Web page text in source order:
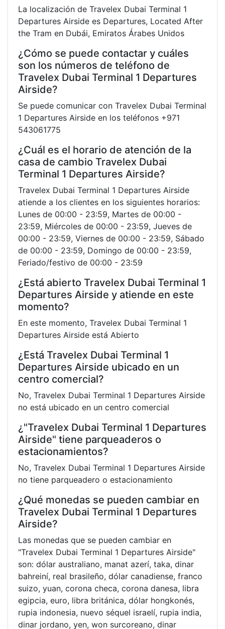
La localización de Travelex Dubai Terminal 1
Departures Airside es Departures, Located After
the Tram en Dubái, Emiratos Árabes Unidos
¿Cómo se puede contactar y cuáles
son los números de teléfono de
Travelex Dubai Terminal 1 Departures
Airside?
Se puede comunicar con Travelex Dubai Terminal
1 Departures Airside en los teléfonos +971
543061775
¿Cuál es el horario de atención de la
casa de cambio Travelex Dubai
Terminal 1 Departures Airside?
Travelex Dubai Terminal 1 Departures Airside
atiende a los clientes en los siguientes horarios:
Lunes de 00:00 - 23:59, Martes de 00:00 -
23:59, Miércoles de 00:00 - 23:59, Jueves de
00:00 - 23:59, Viernes de 00:00 - 23:59, Sábado
de 00:00 - 23:59, Domingo de 00:00 - 23:59,
Feriado/festivo de 00:00 - 23:59
¿Está abierto Travelex Dubai Terminal 1
Departures Airside y atiende en este
momento?
En este momento, Travelex Dubai Terminal 1
Departures Airside está Abierto
¿Está Travelex Dubai Terminal 1
Departures Airside ubicado en un
centro comercial?
No, Travelex Dubai Terminal 1 Departures Airside
no está ubicado en un centro comercial
¿"Travelex Dubai Terminal 1 Departures
Airside" tiene parqueaderos o
estacionamientos?
No, Travelex Dubai Terminal 1 Departures Airside
no tiene parqueadero o estacionamiento
¿Qué monedas se pueden cambiar en
Travelex Dubai Terminal 1 Departures
Airside?
Las monedas que se pueden cambiar en
"Travelex Dubai Terminal 1 Departures Airside"
son: dólar australiano, manat azerí, taka, dinar
bahreiní, real brasileño, dólar canadiense, franco
suizo, yuan, corona checa, corona danesa, libra
egipcia, euro, libra británica, dólar hongkonés,
rupia indonesia, nuevo séquel israelí, rupia india,
dinar jordano, yen, won surcoreano, dinar